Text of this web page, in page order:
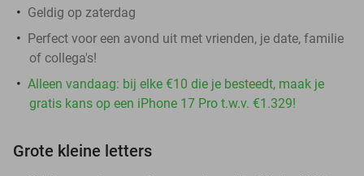
Geldig op zaterdag
Perfect voor een avond uit met vrienden, je date, familie
of collega's!
Alleen vandaag: bij elke €10 die je besteedt, maak je
gratis kans op een iPhone 17 Pro t.w.v. €1.329!
Grote kleine letters